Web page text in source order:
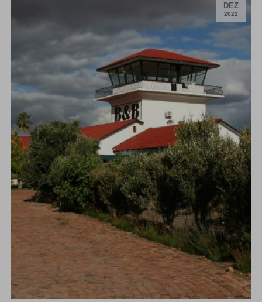
DEZ.
2022